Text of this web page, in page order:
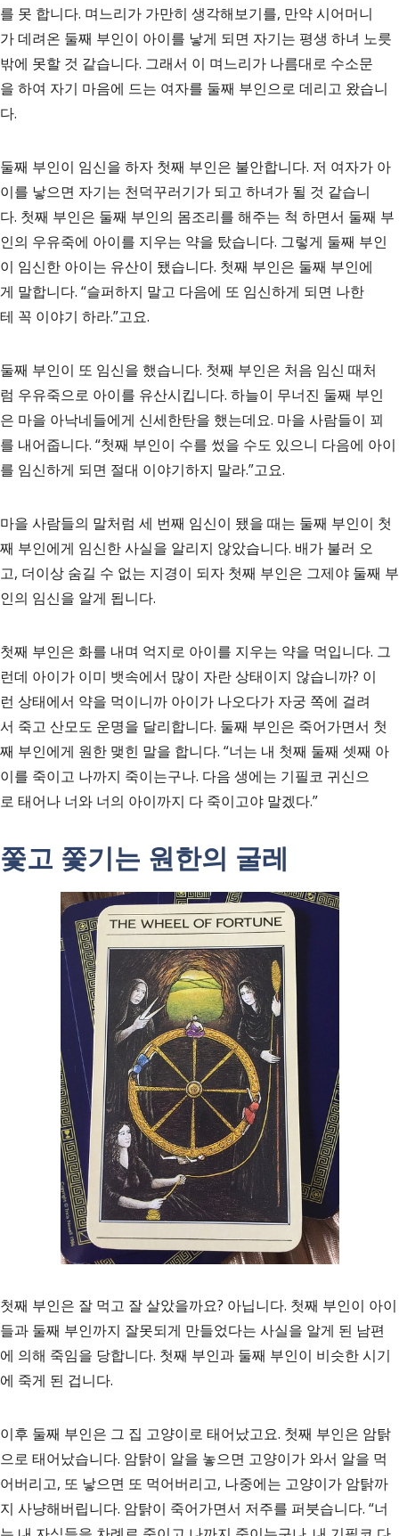
를 못 합니다. 며느리가 가만히 생각해보기를, 만약 시어머니
가 데려온 둘째 부인이 아이를 낳게 되면 자기는 평생 하녀 노릇
밖에 못할 것 같습니다. 그래서 이 며느리가 나름대로 수소문
을 하여 자기 마음에 드는 여자를 둘째 부인으로 데리고 왔습니
다.
둘째 부인이 임신을 하자 첫째 부인은 불안합니다. 저 여자가 아
이를 낳으면 자기는 천덕꾸러기가 되고 하녀가 될 것 같습니
다. 첫째 부인은 둘째 부인의 몸조리를 해주는 척 하면서 둘째 부
인의 우유죽에 아이를 지우는 약을 탔습니다. 그렇게 둘째 부인
이 임신한 아이는 유산이 됐습니다. 첫째 부인은 둘째 부인에
게 말합니다. “슬퍼하지 말고 다음에 또 임신하게 되면 나한
테 꼭 이야기 하라.”고요.
둘째 부인이 또 임신을 했습니다. 첫째 부인은 처음 임신 때처
럼 우유죽으로 아이를 유산시킵니다. 하늘이 무너진 둘째 부인
은 마을 아낙네들에게 신세한탄을 했는데요. 마을 사람들이 꾀
를 내어줍니다. “첫째 부인이 수를 썼을 수도 있으니 다음에 아이
를 임신하게 되면 절대 이야기하지 말라.”고요.
마을 사람들의 말처럼 세 번째 임신이 됐을 때는 둘째 부인이 첫
째 부인에게 임신한 사실을 알리지 않았습니다. 배가 불러 오
고, 더이상 숨길 수 없는 지경이 되자 첫째 부인은 그제야 둘째 부
인의 임신을 알게 됩니다.
첫째 부인은 화를 내며 억지로 아이를 지우는 약을 먹입니다. 그
런데 아이가 이미 뱃속에서 많이 자란 상태이지 않습니까? 이
런 상태에서 약을 먹이니까 아이가 나오다가 자궁 쪽에 걸려
서 죽고 산모도 운명을 달리합니다. 둘째 부인은 죽어가면서 첫
째 부인에게 원한 맺힌 말을 합니다. “너는 내 첫째 둘째 셋째 아
이를 죽이고 나까지 죽이는구나. 다음 생에는 기필코 귀신으
로 태어나 너와 너의 아이까지 다 죽이고야 말겠다.”
쫓고 쫓기는 원한의 굴레
첫째 부인은 잘 먹고 잘 살았을까요? 아닙니다. 첫째 부인이 아이
들과 둘째 부인까지 잘못되게 만들었다는 사실을 알게 된 남편
에 의해 죽임을 당합니다. 첫째 부인과 둘째 부인이 비슷한 시기
에 죽게 된 겁니다.
이후 둘째 부인은 그 집 고양이로 태어났고요. 첫째 부인은 암탉
으로 태어났습니다. 암탉이 알을 놓으면 고양이가 와서 알을 먹
어버리고, 또 낳으면 또 먹어버리고, 나중에는 고양이가 암탉까
지 사냥해버립니다. 암탉이 죽어가면서 저주를 퍼붓습니다. “너